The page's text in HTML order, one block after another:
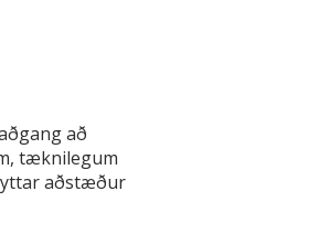
að
tæknilegum
aðstæður